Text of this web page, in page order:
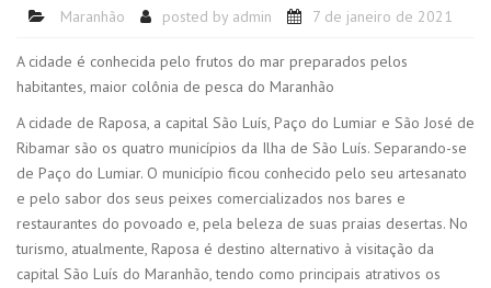
Maranhão posted by admin 7 de janeiro de 2021
A cidade é conhecida pelo frutos do mar preparados pelos
habitantes, maior colônia de pesca do Maranhão
A cidade de Raposa, a capital São Luís, Paço do Lumiar e São José de
Ribamar são os quatro municípios da Ilha de São Luís. Separando-se
de Paço do Lumiar. O município ficou conhecido pelo seu artesanato
e pelo sabor dos seus peixes comercializados nos bares e
restaurantes do povoado e, pela beleza de suas praias desertas. No
turismo, atualmente, Raposa é destino alternativo à visitação da
capital São Luís do Maranhão, tendo como principais atrativos os